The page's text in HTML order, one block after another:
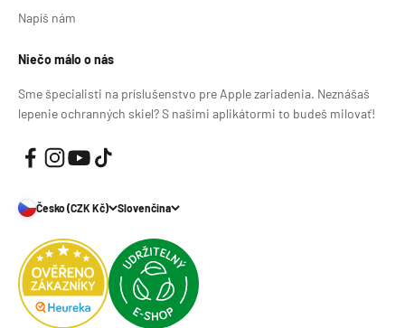
Napíš nám
Niečo málo o nás
Sme špecialisti na príslušenstvo pre Apple zariadenia. Neznášaš
lepenie ochranných skiel? S našimi aplikátormi to budeš milovať!
Česko (CZK Kč) Slovenčina